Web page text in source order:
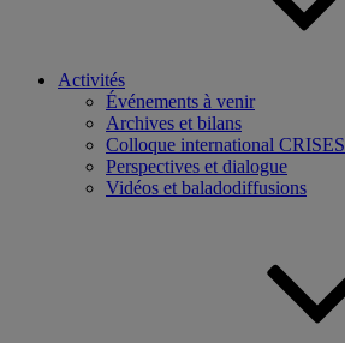
Activités
Événements à venir
Archives et bilans
Colloque international CRISES
Perspectives et dialogue
Vidéos et baladodiffusions